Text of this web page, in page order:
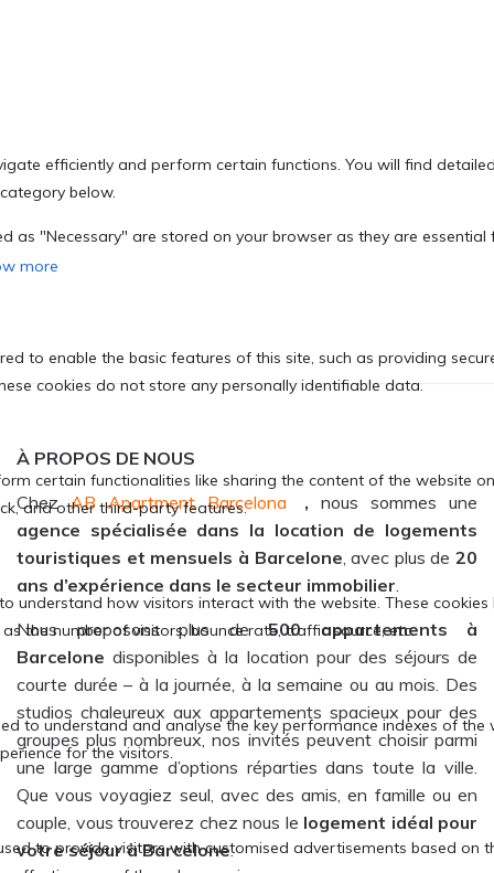
À PROPOS DE NOUS
Chez AB Apartment Barcelona , nous sommes une
agence spécialisée dans la location de logements
touristiques et mensuels à Barcelone , avec plus de 20
ans d’expérience dans le secteur immobilier
Nous proposons plus de500 appartements à
Barcelone disponibles à la location pour des séjours de
courte durée – à la journée, à la semaine ou au mois. Des
studios chaleureux aux appartements spacieux pour des
groupes plus nombreux, nos invités peuvent choisir parmi
une large gamme d’options réparties dans toute la ville.
Que vous voyagiez seul, avec des amis, en famille ou en
couple, vous trouverez chez nous le logement idéal pour
votre séjour à Barcelone.